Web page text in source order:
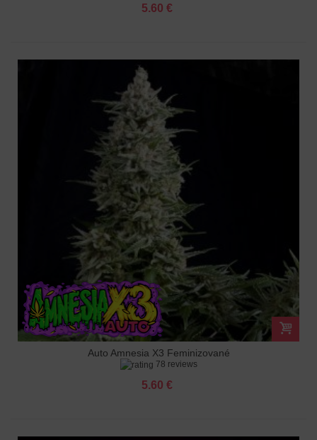
5.60 €
Auto Amnesia X3 Feminizované
78 reviews
5.60 €